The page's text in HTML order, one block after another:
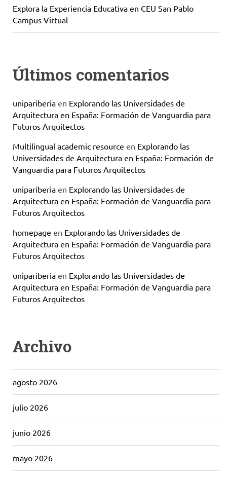
Explora la Experiencia Educativa en CEU San Pablo
Campus Virtual
Últimos comentarios
unipariberia en Explorando las Universidades de
Arquitectura en España: Formación de Vanguardia para
Futuros Arquitectos
Multilingual academic resource en Explorando las
Universidades de Arquitectura en España: Formación de
Vanguardia para Futuros Arquitectos
unipariberia en Explorando las Universidades de
Arquitectura en España: Formación de Vanguardia para
Futuros Arquitectos
homepage en Explorando las Universidades de
Arquitectura en España: Formación de Vanguardia para
Futuros Arquitectos
unipariberia en Explorando las Universidades de
Arquitectura en España: Formación de Vanguardia para
Futuros Arquitectos
Archivo
agosto 2026
julio 2026
junio 2026
mayo 2026